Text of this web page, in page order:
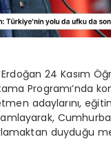
24 Kasım
Programı’nda
adaylarını,
duyduğu